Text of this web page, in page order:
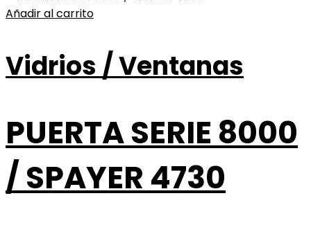
Añadir al carrito
Vidrios / Ventanas
PUERTA SERIE 8000
/ SPAYER 4730